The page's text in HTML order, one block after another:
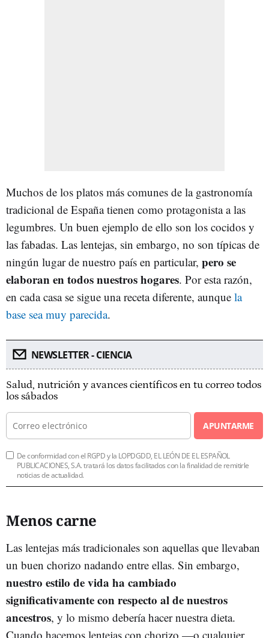
Muchos de los platos más comunes de la gastronomía
tradicional de España tienen como protagonista a las
legumbres. Un buen ejemplo de ello son los cocidos y
las fabadas. Las lentejas, sin embargo, no son típicas de
ningún lugar de nuestro país en particular, pero se
elaboran en todos nuestros hogares. Por esta razón,
en cada casa se sigue una receta diferente, aunque la
base sea muy parecida.
NEWSLETTER - CIENCIA
Salud, nutrición y avances científicos en tu correo todos
los sábados
APUNTARME
De conformidad con el RGPD y la LOPDGDD, EL LEÓN DE EL ESPAÑOL
PUBLICACIONES, S.A. tratará los datos facilitados con la finalidad de remitirle
noticias de actualidad.
Menos carne
Las lentejas más tradicionales son aquellas que llevaban
un buen chorizo nadando entre ellas. Sin embargo,
nuestro estilo de vida ha cambiado
significativamente con respecto al de nuestros
ancestros, y lo mismo debería hacer nuestra dieta.
Cuando hacemos lentejas con chorizo —o cualquier